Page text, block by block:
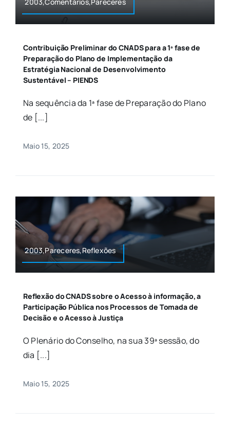
Contribuição Preliminar do CNADS para a 1ª fase de
Preparação do Plano de Implementação da
Estratégia Nacional de Desenvolvimento
Sustentável – PIENDS
Na sequência da 1ª fase de Preparação do Plano
de [...]
Maio 15, 2025
2003,Pareceres,Reflexões
Reflexão do CNADS sobre o Acesso à informação, a
Participação Pública nos Processos de Tomada de
Decisão e o Acesso à Justiça
O Plenário do Conselho, na sua 39ª sessão, do
dia [...]
Maio 15, 2025